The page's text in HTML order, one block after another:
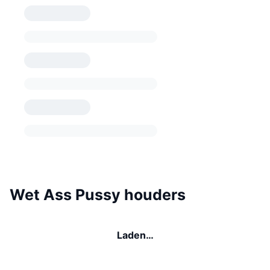
Wet Ass Pussy houders
Laden…